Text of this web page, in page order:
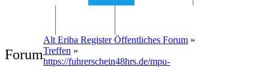
Forum
Alt Eriba Register Öffentliches Forum »
Treffen »
https://fuhrerschein48hrs.de/mpu-